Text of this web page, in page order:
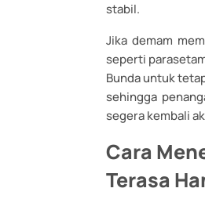
stabil.
Jika demam
seperti
Bunda untuk
sehingga
segera kembali
Cara
Terasa